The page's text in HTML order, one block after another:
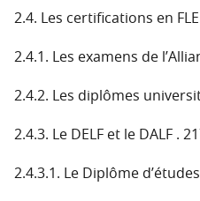
2.4. Les certifications en
2.4.1. Les examens de
2.4.2. Les diplômes
2.4.3. Le DELF et le DALF .
2.4.3.1. Le Diplôme